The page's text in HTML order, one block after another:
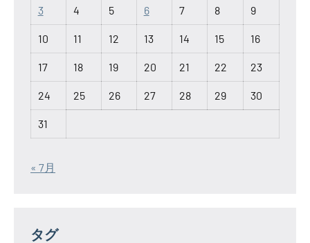
3 4 5 6 7 8 9
10 11 12 13 14 15 16
17 18 19 20 21 22 23
24 25 26 27 28 29 30
31
« 7月
タグ